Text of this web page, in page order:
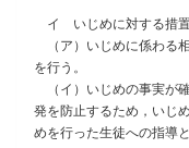
イ いじめに対する措
（ア）いじめに係わる
を行う。
（イ）いじめの事実が
発を防止するため，いじ
めを行った生徒への指導